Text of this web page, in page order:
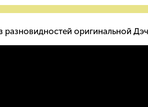
разновидностей оригинальной